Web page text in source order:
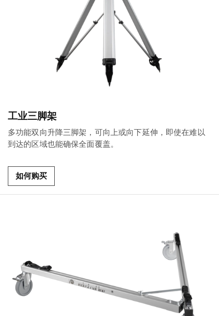
工业三脚架
多功能双向升降三脚架，可向上或向下延伸，即使在难以
到达的区域也能确保全面覆盖。
如何购买